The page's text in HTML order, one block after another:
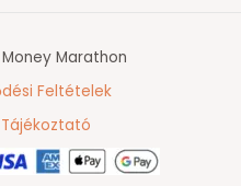
Marathon
Feltételek